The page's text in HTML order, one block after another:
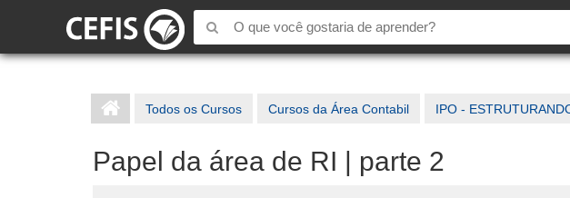
Todos os Cursos Cursos da Área Contabil IPO -
Papel da área de RI | parte 2